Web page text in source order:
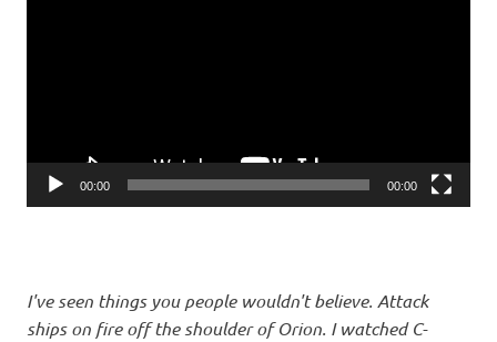
00:00 00:00
I've seen things you people wouldn't believe. Attack
ships on fire off the shoulder of Orion. I watched C-